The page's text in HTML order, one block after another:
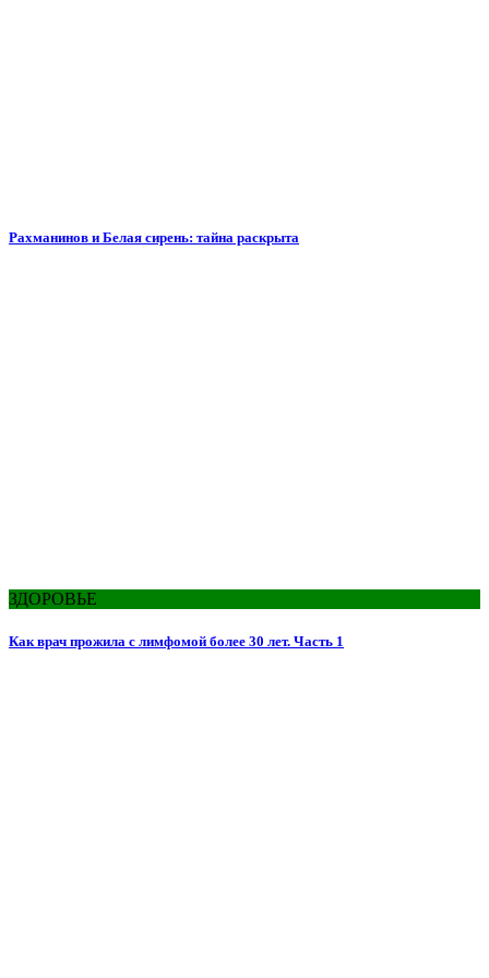
Рахманинов и Белая сирень: тайна раскрыта
ЗДОРОВЬЕ
Как врач прожила с лимфомой более 30 лет. Часть 1